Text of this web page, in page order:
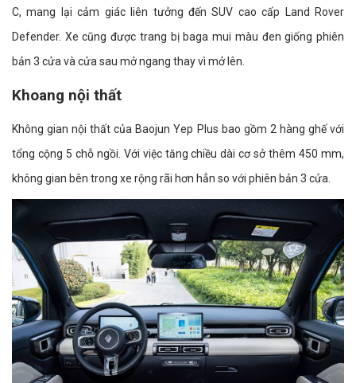
C, mang lại cảm giác liên tưởng đến SUV cao cấp Land Rover
Defender. Xe cũng được trang bị baga mui màu đen giống phiên
bản 3 cửa và cửa sau mở ngang thay vì mở lên.
Khoang nội thất
Không gian nội thất của Baojun Yep Plus bao gồm 2 hàng ghế với
tổng cộng 5 chỗ ngồi. Với việc tăng chiều dài cơ sở thêm 450 mm,
không gian bên trong xe rộng rãi hơn hẳn so với phiên bản 3 cửa.